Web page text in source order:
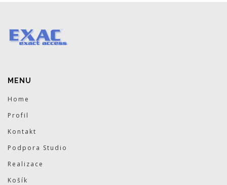
MENU
Home
Profil
Kontakt
Podpora Studio
Realizace
Košík